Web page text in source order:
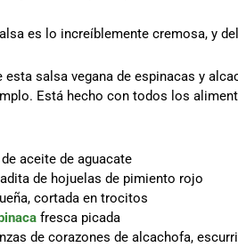
es lo increíblemente cremosa, y
esta salsa vegana de espinacas y
Está hecho con todos los
aceite de aguacate
de hojuelas de pimiento rojo
cortada en trocitos
fresca picada
de corazones de alcachofa,